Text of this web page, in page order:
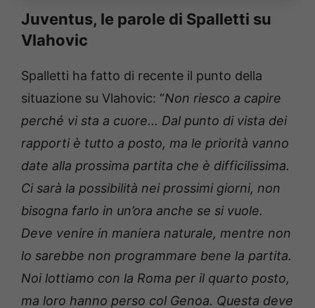
Juventus, le parole di Spalletti su
Vlahovic
Spalletti ha fatto di recente il punto della
situazione su Vlahovic: “Non riesco a capire
perché vi sta a cuore… Dal punto di vista dei
rapporti è tutto a posto, ma le priorità vanno
date alla prossima partita che è difficilissima.
Ci sarà la possibilità nei prossimi giorni, non
bisogna farlo in un’ora anche se si vuole.
Deve venire in maniera naturale, mentre non
lo sarebbe non programmare bene la partita.
Noi lottiamo con la Roma per il quarto posto,
ma loro hanno perso col Genoa. Questa deve